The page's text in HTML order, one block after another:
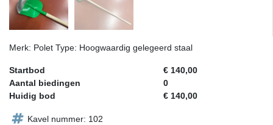
Merk: Polet Type: Hoogwaardig gelegeerd staal
Startbod
€ 140,00
Aantal biedingen
0
Huidig bod
€ 140,00
Kavel nummer: 102